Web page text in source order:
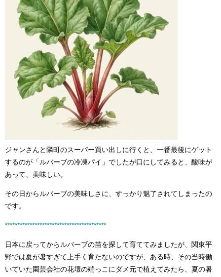
ジャンさんと隣町のスーパー買い出しに行くと、一番最後にゲット
するのが「ルバーブの冷凍パイ」でしたが口にしてみると、酸味が
あって、美味しい。
その日からルバーブの美味しさに、すっかり魅了されてしまったの
です。
*****************************************
日本に戻ってからルバーブの苗を探して育ててみましたが、関東平
野では夏が暑すぎて上手く育たないのですが、ある時、その当時働
いていた園芸会社の花壇の端っこにダメ元で植えてみたら、夏の暑